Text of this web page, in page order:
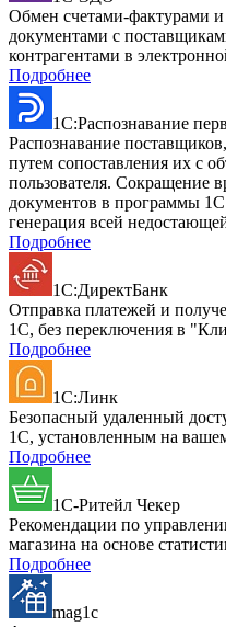
Обмен счетами-фактурами
документами с
контрагентами в
Подробнее
1С:Распознавание
Распознавание
путем сопоставления их с
пользователя. Сокращение
документов в программы
генерация всей
Подробнее
1С:ДиректБанк
Отправка платежей и
1С, без переключения в
Подробнее
1С:Линк
Безопасный удаленный
1С, установленным на
Подробнее
1C-Ритейл Чекер
Рекомендации по
магазина на основе
Подробнее
mag1c